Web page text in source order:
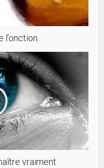
l’onction
vraiment